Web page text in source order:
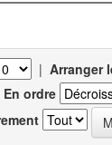
| Arranger
En ordre